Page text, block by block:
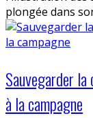
plongée dans
Sauvegarder
à la campagne